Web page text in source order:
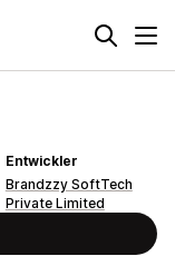
Entwickler
Brandzzy SoftTech
Private Limited